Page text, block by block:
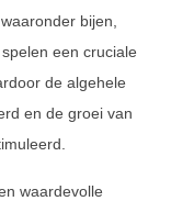
bijen,
een cruciale
de algehele
en de groei van
waardevolle